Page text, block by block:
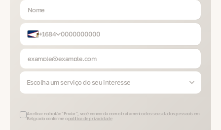
+1684
Escolha um serviço do seu interesse
Ao clicar no botão "Enviar", você concorda com o tratamento dos seus dados pessoais em
Belgrado conforme o política de privacidade